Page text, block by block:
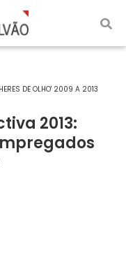
DE OLHO' 2009 A 2013
2013: